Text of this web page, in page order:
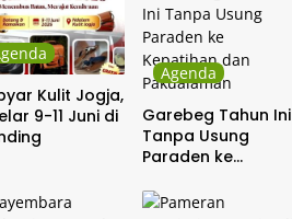
Kulit Jogja,
9-11 Juni di
Agenda
Garebeg Tahun Ini
Tanpa Usung
Paraden ke
Pakualaman